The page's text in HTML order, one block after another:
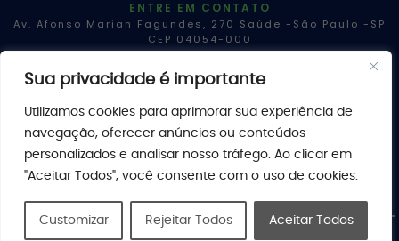
Sua privacidade é importante
Utilizamos cookies para aprimorar sua experiência de
navegação, oferecer anúncios ou conteúdos
personalizados e analisar nosso tráfego. Ao clicar em
"Aceitar Todos", você consente com o uso de cookies.
Customizar Rejeitar Todos Aceitar Todos
ENTRE EM CONTATO
Av. Afonso Marian Fagundes, 270 Saúde -São Paulo -SP
CEP 04054-000
SIGA-NOS
Linkedin
Facebook
Instagram
Todos os direitos reservados.